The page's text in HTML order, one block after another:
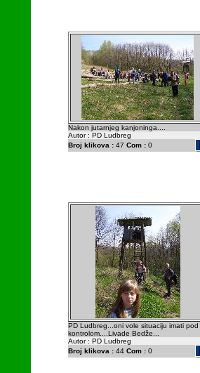
Nakon jutarnjeg kanjoninga....
Autor : PD Ludbreg
Broj klikova :47 Com :0
PD Ludbreg...oni vole situaciju imati pod
kontrolom....Livade Bedže...
Autor : PD Ludbreg
Broj klikova :44 Com :0